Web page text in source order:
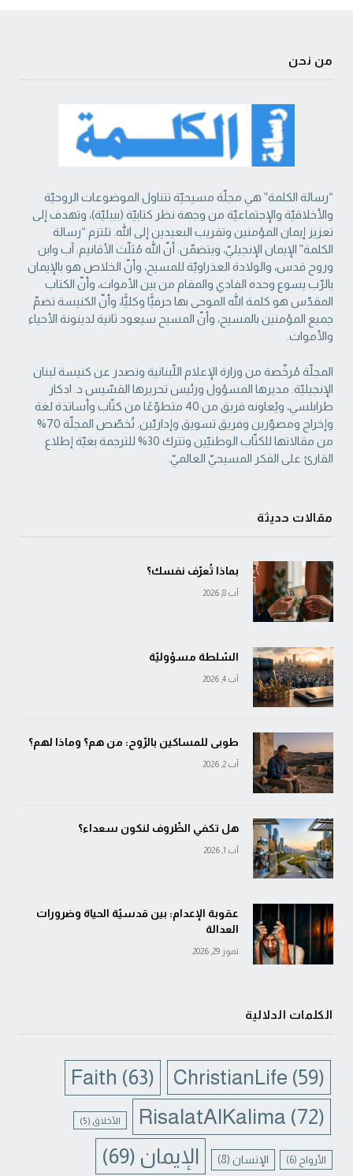
من نحن
“رسالة الكلمة” هي مجلّة مسيحيّة تتناول الموضوعات الروحيّة
والأخلاقيّة والإجتماعيّة من ‏وجهة نظر كتابيّة (بيبليّة)، وتهدف إلى
تعزيز إيمان المؤمنين وتقريب البعيدين إلى الله. تلتزم “رسالة
‏الكلمة” الإيمان الإنجيليّ، ويتضمّن: أنّ الله مُثلّث الأقانيم: آب وابن
وروح قدس، والولادة العذراويّة ‏للمسيح، وأنّ الخلاص هو بالإيمان
بالرّب يسوع وحده الفادي والمقام من بين الأموات، وأنّ الكتاب
‏المقدّس هو كلمة الله الموحى بها حرفيًّا وكليًّا، وأنّ الكنيسة تضمّ
جميع المؤمنين بالمسيح، وأنّ المسيح ‏سيعود ثانية لدينونة الأحياء
والأموات. ‏
المجلّة مُرخّصة من وزارة الإعلام اللّبنانية وتصدر عن كنيسة لبنان
الإنجيليّة. مديرها المسؤول ‏ورئيس تحريرها القسّيس د. ادكار
طرابلسي، ويُعاونه فريق من 40 متطوّعًا من كتّاب وأساتذة لغة
‏وإخراج ومصوّرين وفريق تسويق وإداريّين. تُخصّص المجلّة 70%
من مقالاتها للكتّاب الوطنيّين ‏وتترك 30% للترجمة بغيّة إطلاع
القارئ على الفكر المسيحيّ العالميّ.‏
مقالات حديثة
بماذا تُعرّف نفسك؟
آب 8, 2026
السّلطة مسؤوليّة
آب 4, 2026
طوبى للمساكين بالرّوح: من هم؟ وماذا لهم؟
آب 2, 2026
هل تكفي الظّروف لنكون سعداء؟
آب 1, 2026
عقوبة الإعدام: بين قدسيّة الحياة وضرورات
العدالة
تموز 29, 2026
الكلمات الدلالية
ChristianLife (59)
Faith (63)
RisalatAlKalima (72) الأخلاق (5)
الأرواح (6) الإنسان(8) الإيمان (69)